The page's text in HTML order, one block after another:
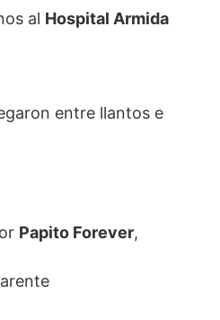
al Hospital Armida
entre llantos e
Papito Forever,